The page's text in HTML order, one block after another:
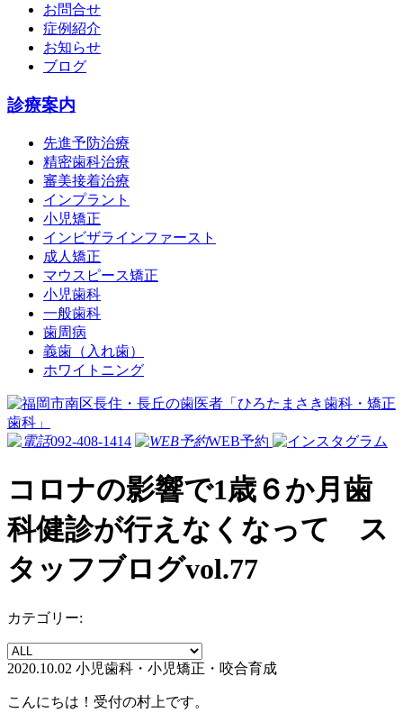
お問合せ
症例紹介
お知らせ
ブログ
診療案内
先進予防治療
精密歯科治療
審美接着治療
インプラント
小児矯正
インビザラインファースト
成人矯正
マウスピース矯正
小児歯科
一般歯科
歯周病
義歯（入れ歯）
ホワイトニング
092-408-1414 WEB予約
コロナの影響で1歳６か月歯
科健診が行えなくなって ス
タッフブログvol.77
カテゴリー:
2020.10.02 小児歯科・小児矯正・咬合育成
こんにちは！受付の村上です。